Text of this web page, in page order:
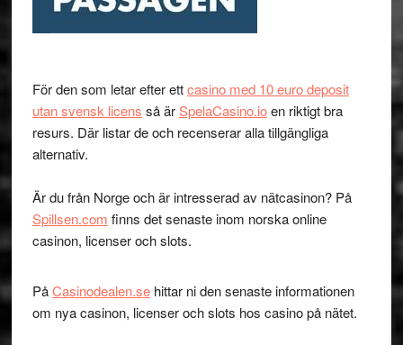
För den som letar efter ettcasino med 10 euro deposit
utan svensk licens så ärSpelaCasino.ioen riktigt bra
resurs. Där listar de och recenserar alla tillgängliga
alternativ.
Är du från Norge och är intresserad av nätcasinon? På
Spillsen.com finns det senaste inom norska online
casinon, licenser och slots.
PåCasinodealen.sehittar ni den senaste informationen
om nya casinon, licenser och slots hos casino på nätet.